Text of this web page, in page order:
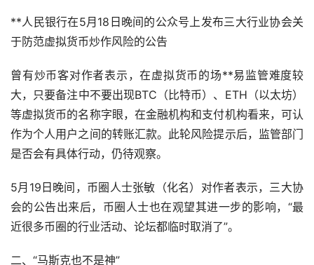
**人民银行在5月18日晚间的公众号上发布三大行业协会关
于防范虚拟货币炒作风险的公告
曾有炒币客对作者表示，在虚拟货币的场**易监管难度较
大，只要备注中不要出现BTC（比特币）、ETH（以太坊）
等虚拟货币的名称字眼，在金融机构和支付机构看来，可认
作为个人用户之间的转账汇款。此轮风险提示后，监管部门
是否会有具体行动，仍待观察。
5月19日晚间，币圈人士张敏（化名）对作者表示，三大协
会的公告出来后，币圈人士也在观望其进一步的影响，“最
近很多币圈的行业活动、论坛都临时取消了”。
二、“马斯克也不是神”